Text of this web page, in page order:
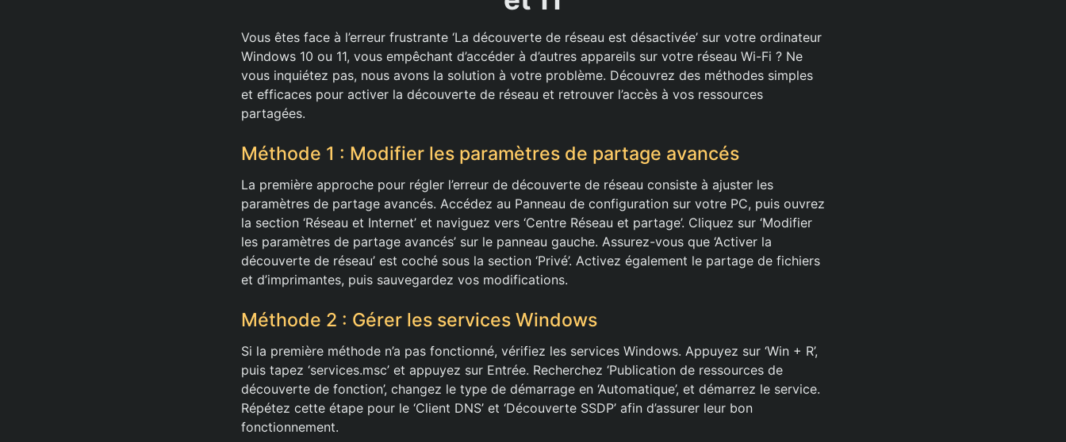
Vous êtes face à l’erreur frustrante ‘La découverte de réseau est désactivée’ sur votre ordinateur
Windows 10 ou 11, vous empêchant d’accéder à d’autres appareils sur votre réseau Wi-Fi ? Ne
vous inquiétez pas, nous avons la solution à votre problème. Découvrez des méthodes simples
et efficaces pour activer la découverte de réseau et retrouver l’accès à vos ressources
partagées.
Méthode 1 : Modifier les paramètres de partage avancés
La première approche pour régler l’erreur de découverte de réseau consiste à ajuster les
paramètres de partage avancés. Accédez au Panneau de configuration sur votre PC, puis ouvrez
la section ‘Réseau et Internet’ et naviguez vers ‘Centre Réseau et partage’. Cliquez sur ‘Modifier
les paramètres de partage avancés’ sur le panneau gauche. Assurez-vous que ‘Activer la
découverte de réseau’ est coché sous la section ‘Privé’. Activez également le partage de fichiers
et d’imprimantes, puis sauvegardez vos modifications.
Méthode 2 : Gérer les services Windows
Si la première méthode n’a pas fonctionné, vérifiez les services Windows. Appuyez sur ‘Win + R’,
puis tapez ‘services.msc’ et appuyez sur Entrée. Recherchez ‘Publication de ressources de
découverte de fonction’, changez le type de démarrage en ‘Automatique’, et démarrez le service.
Répétez cette étape pour le ‘Client DNS’ et ‘Découverte SSDP’ afin d’assurer leur bon
fonctionnement.